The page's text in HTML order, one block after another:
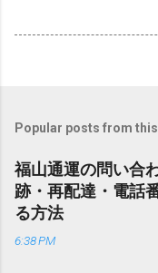
Popular posts from
福山通運の問い合
跡・再配達・電話
る方法
6:38 PM